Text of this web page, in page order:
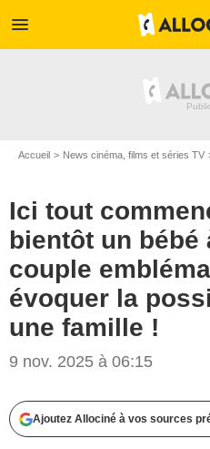
menu
Accueil News cinéma, films et séries TV
Ici tout
bientôt un bébé
couple
évoquer la
une famille !
9 nov. 2025 à 06:15
Ajoutez Allociné à vos sources